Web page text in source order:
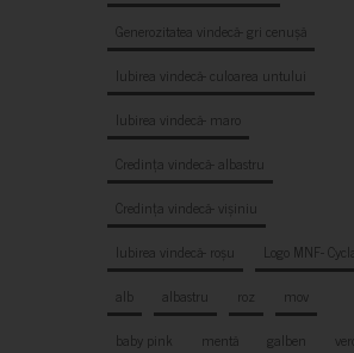
Generozitatea vindecă- gri cenușă
Iubirea vindecă- culoarea untului
Iubirea vindecă- maro
Credința vindecă- albastru
Credința vindecă- vișiniu
Iubirea vindecă- roșu
Logo MNF-
alb
albastru roz
mov
baby pink
mentă galben